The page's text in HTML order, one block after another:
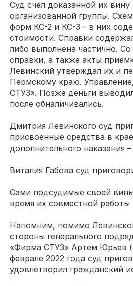
Суд счёл доказанной их
организованной группы.
форм КС-2 и КС-3 - в них
стоимости. Справки
либо выполнена частично.
справки, а также акты
Левинский утверждал их и
Пермскому краю.
СТУЗ». Позже деньги
после обналичивались.
Дмитрия Левинского суд
присвоенные средства в
дополнительного наказания
Виталия Габова суд
Сами подсудимые своей
время их совместной
Напомним, помимо
стороны генерального
«Фирма СТУЗ» Артем Юрьев
феврале 2022 года суд
удовлетворил гражданский